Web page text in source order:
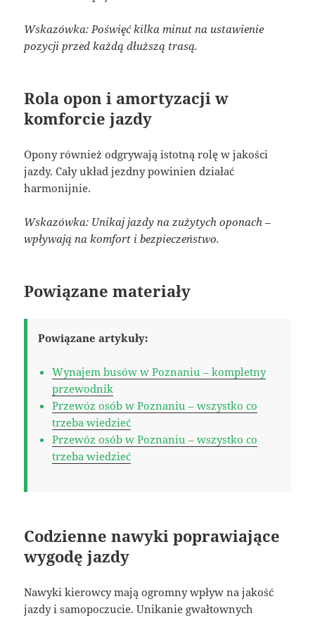
Wskazówka: Poświęć kilka minut na ustawienie
pozycji przed każdą dłuższą trasą.
Rola opon i amortyzacji w
komforcie jazdy
Opony również odgrywają istotną rolę w jakości
jazdy. Cały układ jezdny powinien działać
harmonijnie.
Wskazówka: Unikaj jazdy na zużytych oponach –
wpływają na komfort i bezpieczeństwo.
Powiązane materiały
Powiązane artykuły:
Wynajem busów w Poznaniu – kompletny
przewodnik
Przewóz osób w Poznaniu – wszystko co
trzeba wiedzieć
Przewóz osób w Poznaniu – wszystko co
trzeba wiedzieć
Codzienne nawyki poprawiające
wygodę jazdy
Nawyki kierowcy mają ogromny wpływ na jakość
jazdy i samopoczucie. Unikanie gwałtownych